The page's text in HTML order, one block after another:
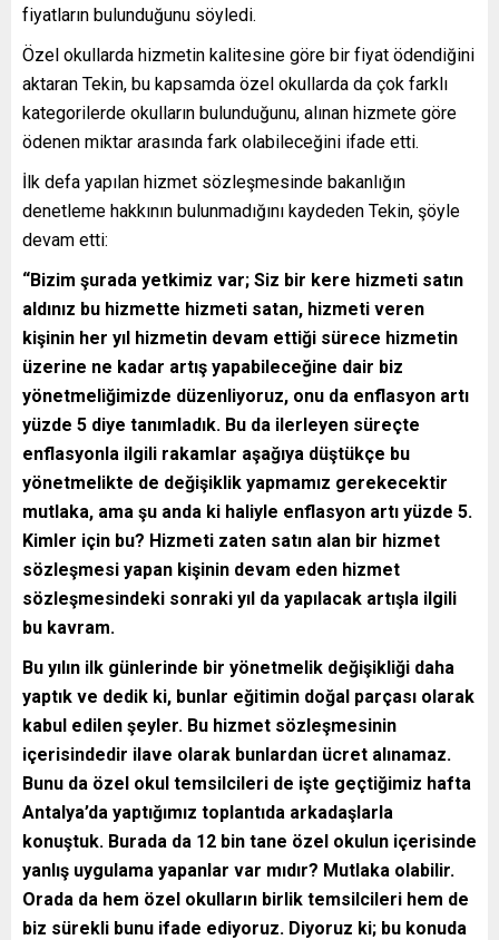
fiyatların bulunduğunu söyledi.
Özel okullarda hizmetin kalitesine göre bir fiyat ödendiğini
aktaran Tekin, bu kapsamda özel okullarda da çok farklı
kategorilerde okulların bulunduğunu, alınan hizmete göre
ödenen miktar arasında fark olabileceğini ifade etti.
İlk defa yapılan hizmet sözleşmesinde bakanlığın
denetleme hakkının bulunmadığını kaydeden Tekin, şöyle
devam etti:
“Bizim şurada yetkimiz var; Siz bir kere hizmeti satın
aldınız bu hizmette hizmeti satan, hizmeti veren
kişinin her yıl hizmetin devam ettiği sürece hizmetin
üzerine ne kadar artış yapabileceğine dair biz
yönetmeliğimizde düzenliyoruz, onu da enflasyon artı
yüzde 5 diye tanımladık. Bu da ilerleyen süreçte
enflasyonla ilgili rakamlar aşağıya düştükçe bu
yönetmelikte de değişiklik yapmamız gerekecektir
mutlaka, ama şu anda ki haliyle enflasyon artı yüzde 5.
Kimler için bu? Hizmeti zaten satın alan bir hizmet
sözleşmesi yapan kişinin devam eden hizmet
sözleşmesindeki sonraki yıl da yapılacak artışla ilgili
bu kavram.
Bu yılın ilk günlerinde bir yönetmelik değişikliği daha
yaptık ve dedik ki, bunlar eğitimin doğal parçası olarak
kabul edilen şeyler. Bu hizmet sözleşmesinin
içerisindedir ilave olarak bunlardan ücret alınamaz.
Bunu da özel okul temsilcileri de işte geçtiğimiz hafta
Antalya’da yaptığımız toplantıda arkadaşlarla
konuştuk. Burada da 12 bin tane özel okulun içerisinde
yanlış uygulama yapanlar var mıdır? Mutlaka olabilir.
Orada da hem özel okulların birlik temsilcileri hem de
biz sürekli bunu ifade ediyoruz. Diyoruz ki; bu konuda